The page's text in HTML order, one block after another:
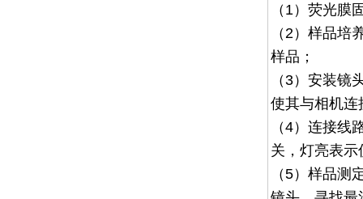
（1） 荧光膜
（2） 样品培
样品；
（3） 安装镜
使其与相机连
（4） 连接线
关，灯亮表
（5） 样品测